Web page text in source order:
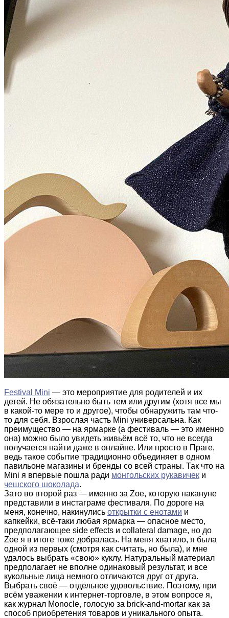
Festival Mini — это мероприятие для родителей и их
детей. Не обязательно быть тем или другим (хотя все мы
в какой-то мере то и другое), чтобы обнаружить там что-
то для себя. Взрослая часть Mini универсальна. Как
преимущество — на ярмарке (а фестиваль — это именно
она) можно было увидеть живьём всё то, что не всегда
получается найти даже в онлайне. Или просто в Праге,
ведь такое событие традиционно объединяет в одном
павильоне магазины и бренды со всей страны. Так что на
Mini я впервые пошла ради монгольских рукавичек и
чешского шоколада.
Зато во второй раз — именно за Zoe, которую накануне
представили в инстаграме фестиваля. По дороге на
меня, конечно, накинулись открытки с енотами и
капкейки, всё-таки любая ярмарка — опасное место,
предполагающее side effects и collateral damage, но до
Zoe я в итоге тоже добралась. На меня хватило, я была
одной из первых (смотря как считать, но была), и мне
удалось выбрать «свою» куклу. Натуральный материал
предполагает не вполне одинаковый результат, и все
кукольные лица немного отличаются друг от друга.
Выбрать своё — отдельное удовольствие. Поэтому, при
всём уважении к интернет-торговле, в этом вопросе я,
как журнал Monocle, голосую за brick-and-mortar как за
способ приобретения товаров и уникального опыта.